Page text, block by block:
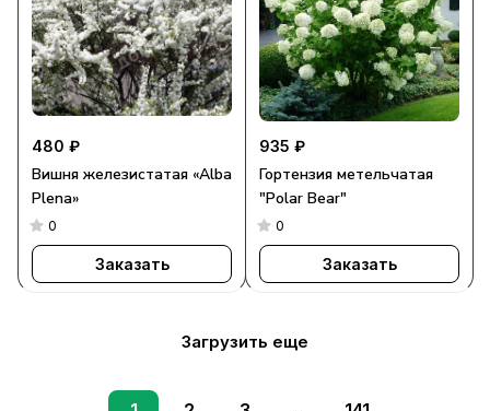
480 ₽
Вишня железистатая «Alba
Plena»
0
Заказать
935 ₽
Гортензия метельчатая
"Polar Bear"
0
Заказать
Загрузить еще